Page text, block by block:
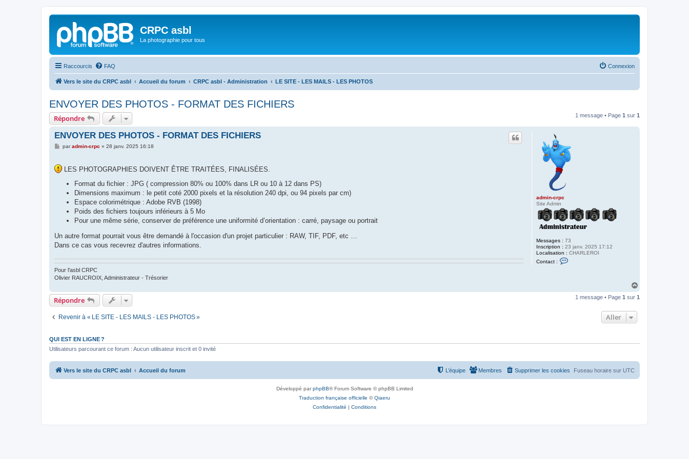
CRPC asbl
La photographie pour tous
Raccourcis FAQ Connexion
Vers le site du CRPC asbl Accueil du forum CRPC asbl - Administration LE SITE - LES MAILS - LES PHOTOS
ENVOYER DES PHOTOS - FORMAT DES FICHIERS
Répondre 1 message • Page 1 sur 1
admin-crpc
Site Admin
Messages : 73
Inscription : 23 janv. 2025 17:12
Localisation : CHARLEROI
Contact :
-
p
c
ENVOYER DES PHOTOS - FORMAT DES FICHIERS
M
s
a
paradmin-crpc » 28 janv. 2025 16:18
LES PHOTOGRAPHIES DOIVENT ÊTRE TRAITÉES, FINALISÉES.
Format du fichier : JPG ( compression 80% ou 100% dans LR ou 10 à 12 dans PS)
Dimensions maximum : le petit coté 2000 pixels et la résolution 240 dpi, ou 94 pixels par cm)
Espace colorimétrique : Adobe RVB (1998)
Poids des fichiers toujours inférieurs à 5 Mo
Pour une même série, conserver de préférence une uniformité d’orientation : carré, paysage ou portrait
Un autre format pourrait vous être demandé à l'occasion d'un projet particulier : RAW, TIF, PDF, etc …
Dans ce cas vous recevrez d'autres informations.
Pour l'asbl CRPC
Olivier RAUCROIX, Administrateur - Trésorier
u
Répondre 1 message • Page 1 sur 1
Revenir à « LE SITE - LES MAILS - LES PHOTOS » Aller
QUI EST EN LIGNE ?
Utilisateurs parcourant ce forum : Aucun utilisateur inscrit et 0 invité
Vers le site du CRPC asbl Accueil du forum Fuseau horaire sur UTC
Supprimer les cookies
Membres
L’équipe
Développé parphpBB® Forum Software © phpBB Limited
Traduction française officielle ©Qiaeru
Confidentialité | Conditions